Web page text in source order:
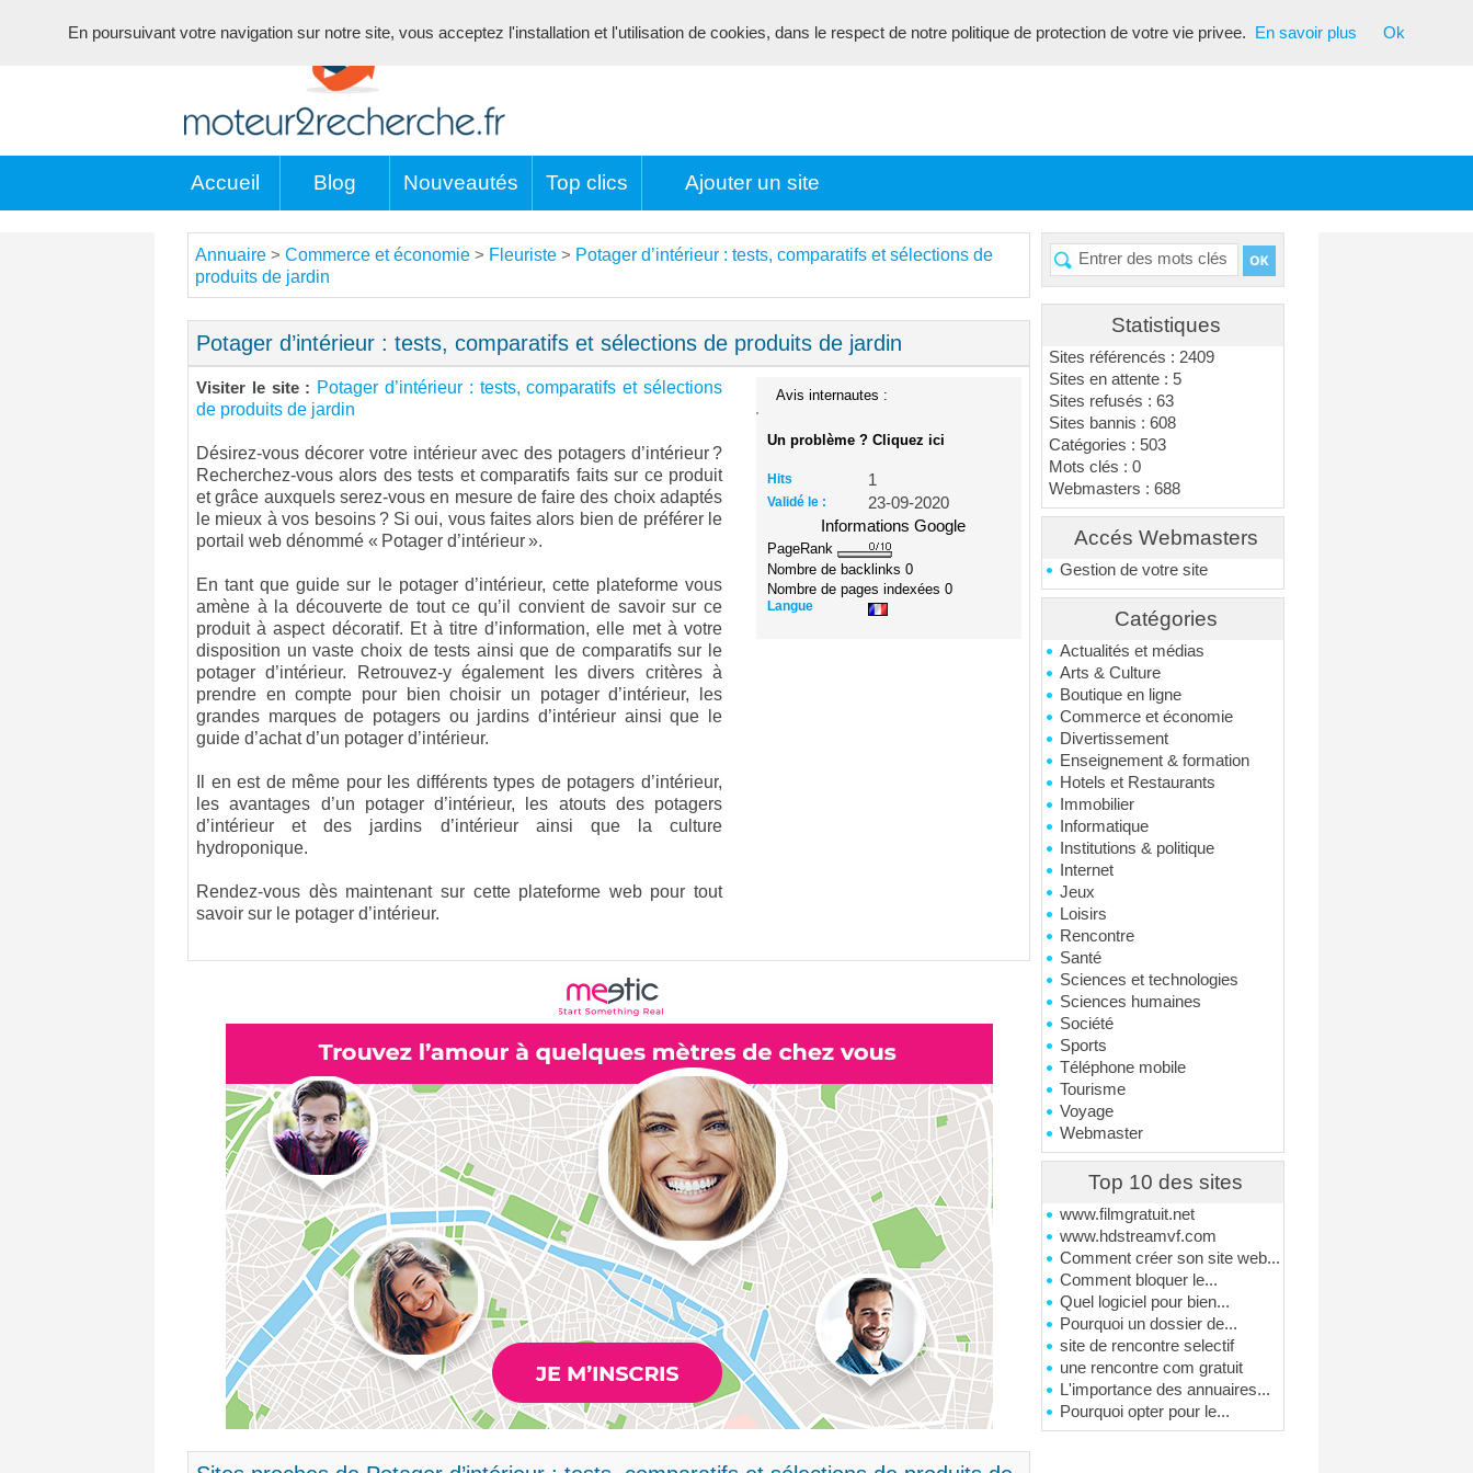
Accueil Blog Nouveautés Top clics Ajouter un site
Statistiques
Sites référencés : 2409
Sites en attente : 5
Sites refusés : 63
Sites bannis : 608
Catégories : 503
Mots clés : 0
Webmasters : 688
Accés Webmasters
Gestion de votre site
Catégories
Actualités et médias
Arts & Culture
Boutique en ligne
Commerce et économie
Divertissement
Enseignement & formation
Hotels et Restaurants
Immobilier
Informatique
Institutions & politique
Internet
Jeux
Loisirs
Rencontre
Santé
Sciences et technologies
Sciences humaines
Société
Sports
Téléphone mobile
Tourisme
Voyage
Webmaster
Top 10 des sites
www.filmgratuit.net
www.hdstreamvf.com
Comment créer son site web...
Comment bloquer le...
Quel logiciel pour bien...
Pourquoi un dossier de...
site de rencontre selectif
une rencontre com gratuit
L'importance des annuaires...
Pourquoi opter pour le...
Annuaire > Commerce et économie > Fleuriste > Potager d’intérieur : tests, comparatifs et sélections de
produits de jardin
Potager d’intérieur : tests, comparatifs et sélections de produits de jardin
Visiter le site : Potager d’intérieur : tests, comparatifs et sélections
de produits de jardin
Désirez-vous décorer votre intérieur avec des potagers d’intérieur ?
Recherchez-vous alors des tests et comparatifs faits sur ce produit
et grâce auxquels serez-vous en mesure de faire des choix adaptés
le mieux à vos besoins ? Si oui, vous faites alors bien de préférer le
portail web dénommé « Potager d’intérieur ».
En tant que guide sur le potager d’intérieur, cette plateforme vous
amène à la découverte de tout ce qu’il convient de savoir sur ce
produit à aspect décoratif. Et à titre d’information, elle met à votre
disposition un vaste choix de tests ainsi que de comparatifs sur le
potager d’intérieur. Retrouvez-y également les divers critères à
prendre en compte pour bien choisir un potager d’intérieur, les
grandes marques de potagers ou jardins d’intérieur ainsi que le
guide d’achat d’un potager d’intérieur.
Il en est de même pour les différents types de potagers d’intérieur,
les avantages d’un potager d’intérieur, les atouts des potagers
d’intérieur et des jardins d’intérieur ainsi que la culture
hydroponique.
Rendez-vous dès maintenant sur cette plateforme web pour tout
savoir sur le potager d’intérieur.
Avis internautes :
Un problème ? Cliquez ici
Hits 1
Validé le :
23-09-2020
Informations Google
PageRank
Nombre de backlinks0
Nombre de pages indexées0
Langue
En poursuivant votre navigation sur notre site, vous acceptez l'installation et l'utilisation de cookies, dans le respect de notre politique de protection de votre vie privee. En savoir plus Ok